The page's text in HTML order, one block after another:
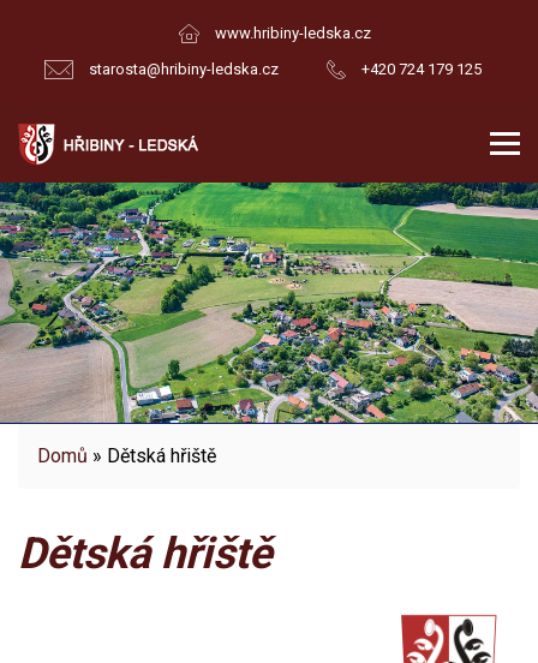
www.hribiny-ledska.cz
starosta@hribiny-ledska.cz
+420 724 179 125
Domů » Dětská hřiště
Dětská hřiště